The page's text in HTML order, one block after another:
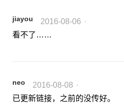
jiayou 2016-08-06 ·
看不了……
neo 2016-08-08 ·
已更新链接，之前的没传好。